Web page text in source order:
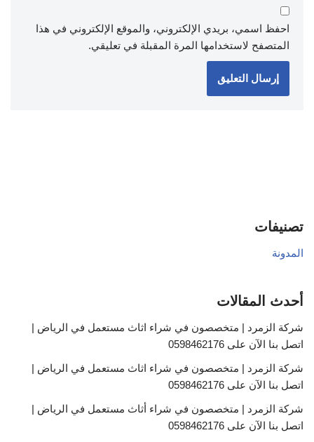
احفظ اسمي، بريدي الإلكتروني، والموقع الإلكتروني في هذا
المتصفح لاستخدامها المرة المقبلة في تعليقي.
تصنيفات
المدونة
أحدث المقالات
شركة الزمرد | متخصصون في شراء اثاث مستعمل في الرياض |
اتصل بنا الآن على 0598462176
شركة الزمرد | متخصصون في شراء اثاث مستعمل في الرياض |
اتصل بنا الآن على 0598462176
شركة الزمرد | متخصصون في شراء أثاث مستعمل في الرياض |
اتصل بنا الآن على 0598462176